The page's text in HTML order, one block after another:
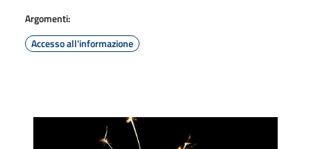
Argomenti:
Accesso all'informazione